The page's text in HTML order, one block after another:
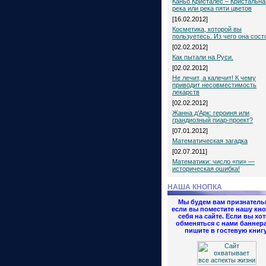
река или река пяти цветов
[16.02.2012]
Косметика, которой вы
пользуетесь. Из чего она
[02.02.2012]
Как пытали на Руси.
[02.02.2012]
Не лечит, а калечит! К чему
приводит несовместимость
лекарств
[02.02.2012]
Жанна д’Арк: героиня или
грандиозный пиар-проект?
[07.01.2012]
Математическая загадка
[02.07.2011]
Математики: число «пи» —
историческая ошибка!
НАША КНОПКА
Мы будем вам
если вы поместите нашу
себя на сайте. Если вы
обменяться с нами
пишите в гостевую